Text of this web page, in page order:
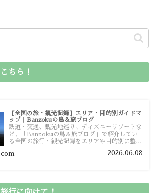
ちら！
【全国の旅・観光記録】エリア・目的別ガイドマ
ップ｜Banzokuの鳥＆旅ブログ
鉄道・交通、観光地巡り、ディズニーリゾートな
ど、「Banzokuの鳥＆旅ブログ」で紹介してい
る全国の旅行・観光記録をエリアや目的別に整理
ガイドマップからスムーズに見つけていただけま
2026.06.08